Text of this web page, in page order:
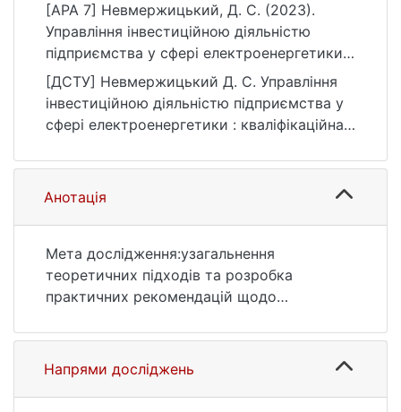
[APA 7] Невмержицький, Д. С. (2023).
Управління інвестиційною діяльністю
підприємства у сфері електроенергетики
[Магістерська робота, Київський
національний університет імені Тараса
Шевченка]. eKNUTSHIR.
https://ir.library.knu.ua/handle/123456789/60
39
[ДСТУ] Невмержицький Д. С. Управління
інвестиційною діяльністю підприємства у
сфері електроенергетики : кваліфікаційна
адміністрування. Київ, 2023. 79 с. URL:
https://ir.library.knu.ua/handle/123456789/60
39 (дата звернення: 25.07.2026).
Анотація
Мета дослідження:узагальнення
теоретичних підходів та розробка
практичних рекомендацій щодо
інвестиційною діяльністю підприємства.
Предмет дослідження: сукупність заходів,
спрямованих на підвищення ефективності
Напрями досліджень